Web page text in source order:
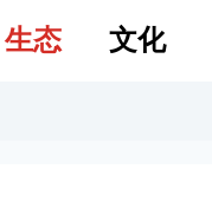
生态 文化